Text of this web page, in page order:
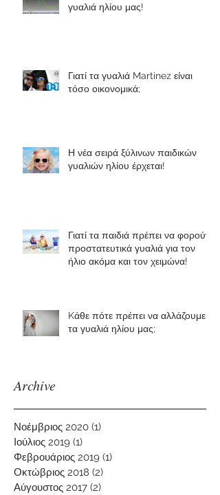
γυαλιά ηλίου μας!
Γιατί τα γυαλιά Martinez είναι
τόσο οικονομικά;
Η νέα σειρά ξύλινων παιδικών
γυαλιών ηλίου έρχεται!
Γιατί τα παιδιά πρέπει να φορούν
προστατευτικά γυαλιά για τον
ήλιο ακόμα και τον χειμώνα!
Kάθε πότε πρέπει να αλλάζουμε
τα γυαλιά ηλίου μας;
Archive
Νοέμβριος 2020 (1)
Ιούλιος 2019 (1)
Φεβρουάριος 2019 (1)
Οκτώβριος 2018 (2)
Αύγουστος 2017 (2)